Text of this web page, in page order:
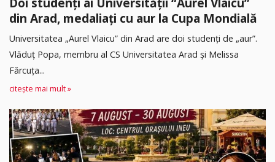
din Arad, medaliați cu aur la Cupa Mondială
Universitatea „Aurel Vlaicu” din Arad are doi studenți de „aur”.
Vlăduț Popa, membru al CS Universitatea Arad și Melissa
Fărcuța...
citește mai mult »